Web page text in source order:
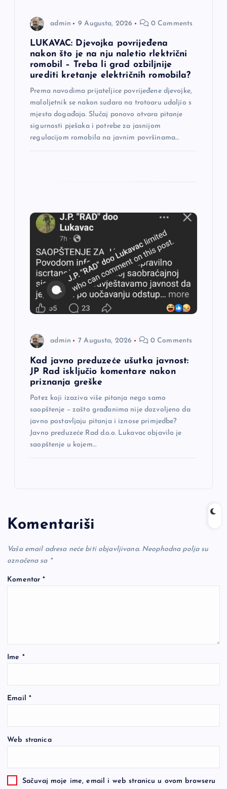
admin 9 Augusta, 2026 0 Comments
LUKAVAC: Djevojka povrijeđena
nakon što je na nju naletio rlektrični
romobil – Treba li grad ozbiljnije
urediti kretanje električnih romobila?
Prema navodima prijateljice povrijeđene djevojke,
maloljetnik se nakon sudara na trotoaru udaljio s
mjesta događaja. Slučaj ponovo otvara pitanje
sigurnosti pješaka i potrebe za jasnijom
regulacijom romobila na javnim površinama…
admin 7 Augusta, 2026 0 Comments
Kad javno preduzeće ušutka javnost:
JP Rad isključio komentare nakon
priznanja greške
Potez koji izaziva više pitanja nego samo
saopštenje – zašto građanima nije dozvoljeno da
javno postavljaju pitanja i iznose primjedbe?
Javno preduzeće Rad d.o.o. Lukavac objavilo je
saopštenje u kojem…
Komentariši
Vaša email adresa neće biti objavljivana. Neophodna polja su
označena sa *
Komentar*
Ime *
Email *
Web stranica
Sačuvaj moje ime, email i web stranicu u ovom browseru